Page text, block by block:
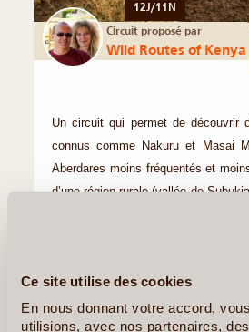
Ce site utilise des cookies
En nous donnant votre accord,
utilisions, avec nos partenaires,
12J/11N
Circuit proposé par
Wild Routes of Kenya
Un circuit qui permet de découvrir
connus comme Nakuru et Masai
Aberdares moins fréquentés et
d’une région rurale (vallée de
Tourisme Responsable et